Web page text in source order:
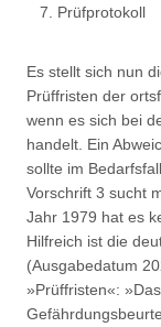
Prüfprotokoll
Es stellt sich nun
Prüffristen der
wenn es sich bei
handelt. Ein
sollte im
Vorschrift 3 sucht
Jahr 1979 hat es
Hilfreich ist die
(Ausgabedatum
»Prüffristen«: